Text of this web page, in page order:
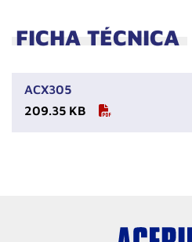
FICHA TÉCNICA
ACX305
209.35 KB